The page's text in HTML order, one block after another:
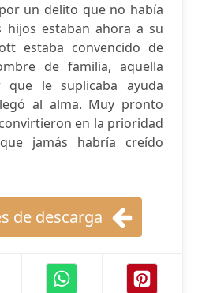
un delito que no había
hijos estaban ahora a su
estaba convencido de
de familia, aquella
que le suplicaba ayuda
al alma. Muy pronto
en la prioridad
jamás habría creído
de descarga